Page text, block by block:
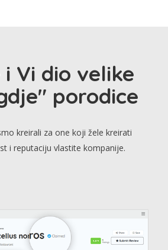
i Vi dio velike
porodice
kreirali za one koji žele kreirati
i reputaciju vlastite kompanije.